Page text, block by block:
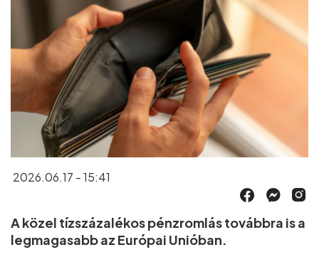
2026.06.17 - 15:41
A közel tízszázalékos pénzromlás továbbra is a
legmagasabb az Európai Unióban.